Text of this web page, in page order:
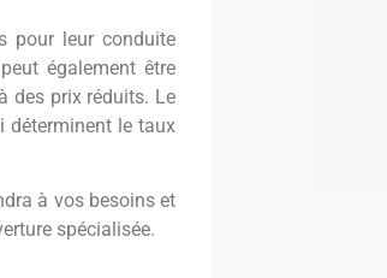
pour leur conduite
également être
des prix réduits. Le
déterminent le taux
à vos besoins et
spécialisée.